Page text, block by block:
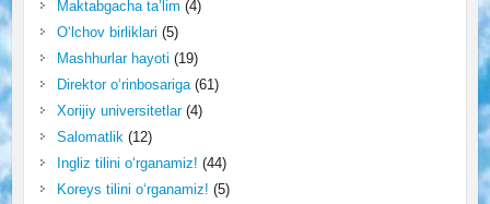
Maktabgacha ta’lim (4)
O‘lchov birliklari (5)
Mashhurlar hayoti (19)
Direktor o‘rinbosariga(61)
Xorijiy universitetlar(4)
Salomatlik(12)
Ingliz tilini o‘rganamiz! (44)
Koreys tilini o‘rganamiz! (5)